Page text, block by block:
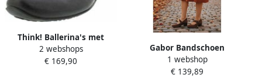
Think! Ballerina's met
riempje Gespschoen slipper
feestdagsschoen bekroond
2 webshops
€ 169,90
Gabor Bandschoen
3013.01.004 Cacao Bruin
Suède Wijdte H
1 webshop
€ 139,89